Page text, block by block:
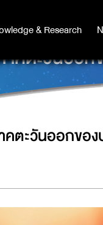
& Research
& Research
าคตะวันออก
คตะวันออกของ